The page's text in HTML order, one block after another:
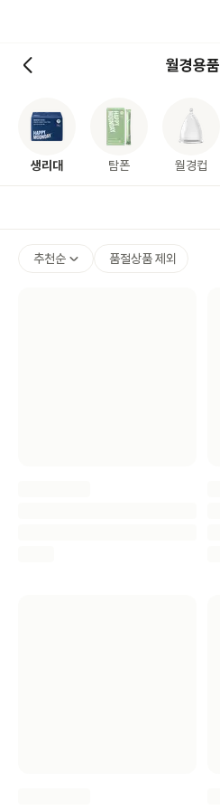
월경용품
생리대 탐폰 월경컵
추천순 품절상품 제외